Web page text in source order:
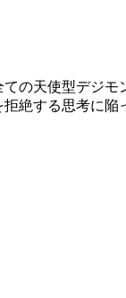
の天使型デジ
絶する思考に